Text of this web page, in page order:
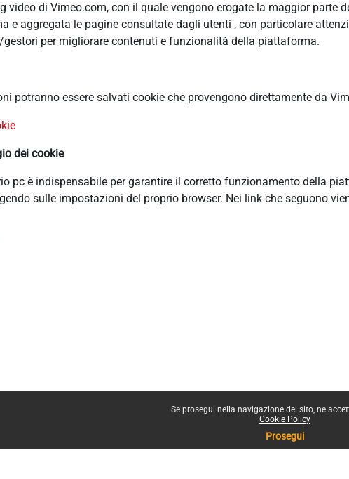
Se prosegui nella navigazione del sito, ne
Cookie Policy
Prosegui
video di Vimeo.com, con il quale vengono erogate la maggior parte
e aggregata le pagine consultate dagli utenti , con particolare
per migliorare contenuti e funzionalità della piattaforma.
potranno essere salvati cookie che provengono direttamente da
dei cookie
pc è indispensabile per garantire il corretto funzionamento della
sulle impostazioni del proprio browser. Nei link che seguono